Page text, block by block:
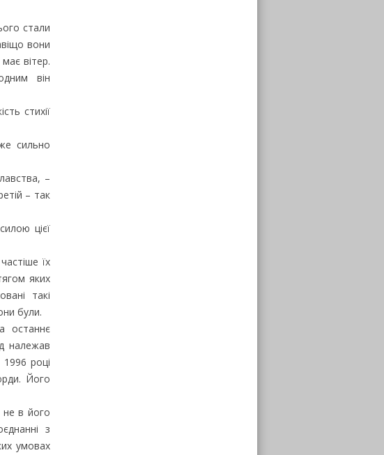
стали
вони
вітер.
він
стихії
сильно
–
– так
цієї
їх
яких
такі
були.
останнє
належав
році
Його
не в його
з
умовах